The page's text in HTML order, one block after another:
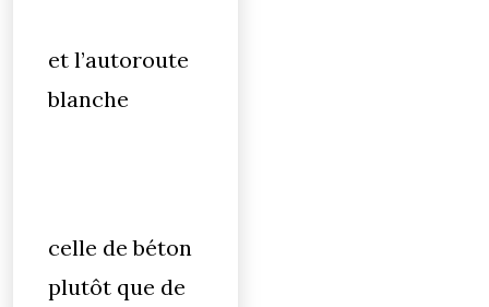
et l’autoroute
blanche
celle de béton
plutôt que de